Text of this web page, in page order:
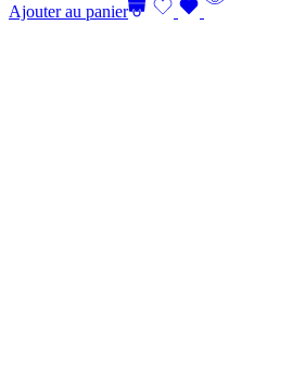
Ajouter au panier